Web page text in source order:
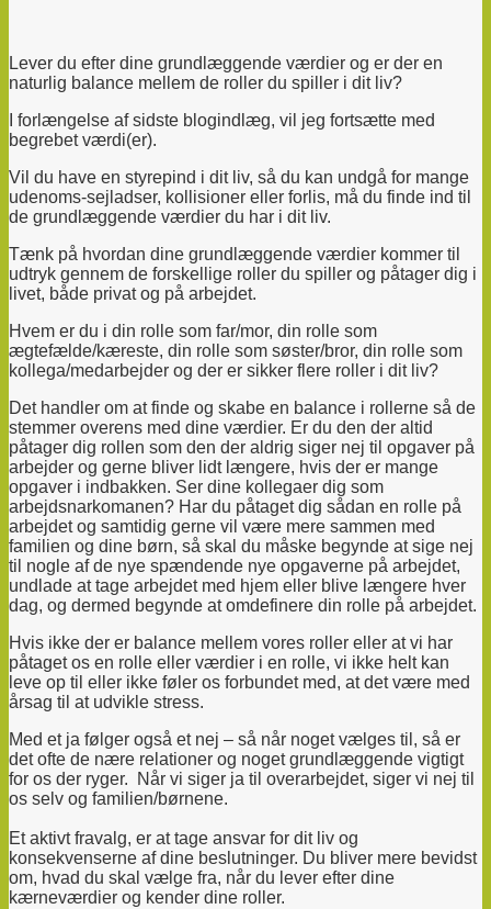
Lever du efter dine grundlæggende værdier og er der en
naturlig balance mellem de roller du spiller i dit liv?
I forlængelse af sidste blogindlæg, vil jeg fortsætte med
begrebet værdi(er).
Vil du have en styrepind i dit liv, så du kan undgå for mange
udenoms-sejladser, kollisioner eller forlis, må du finde ind til
de grundlæggende værdier du har i dit liv.
Tænk på hvordan dine grundlæggende værdier kommer til
udtryk gennem de forskellige roller du spiller og påtager dig i
livet, både privat og på arbejdet.
Hvem er du i din rolle som far/mor, din rolle som
ægtefælde/kæreste, din rolle som søster/bror, din rolle som
kollega/medarbejder og der er sikker flere roller i dit liv?
Det handler om at finde og skabe en balance i rollerne så de
stemmer overens med dine værdier. Er du den der altid
påtager dig rollen som den der aldrig siger nej til opgaver på
arbejder og gerne bliver lidt længere, hvis der er mange
opgaver i indbakken. Ser dine kollegaer dig som
arbejdsnarkomanen? Har du påtaget dig sådan en rolle på
arbejdet og samtidig gerne vil være mere sammen med
familien og dine børn, så skal du måske begynde at sige nej
til nogle af de nye spændende nye opgaverne på arbejdet,
undlade at tage arbejdet med hjem eller blive længere hver
dag, og dermed begynde at omdefinere din rolle på arbejdet.
Hvis ikke der er balance mellem vores roller eller at vi har
påtaget os en rolle eller værdier i en rolle, vi ikke helt kan
leve op til eller ikke føler os forbundet med, at det være med
årsag til at udvikle stress.
Med et ja følger også et nej – så når noget vælges til, så er
det ofte de nære relationer og noget grundlæggende vigtigt
for os der ryger. Når vi siger ja til overarbejdet, siger vi nej til
os selv og familien/børnene.
Et aktivt fravalg, er at tage ansvar for dit liv og
konsekvenserne af dine beslutninger. Du bliver mere bevidst
om, hvad du skal vælge fra, når du lever efter dine
kærneværdier og kender dine roller.